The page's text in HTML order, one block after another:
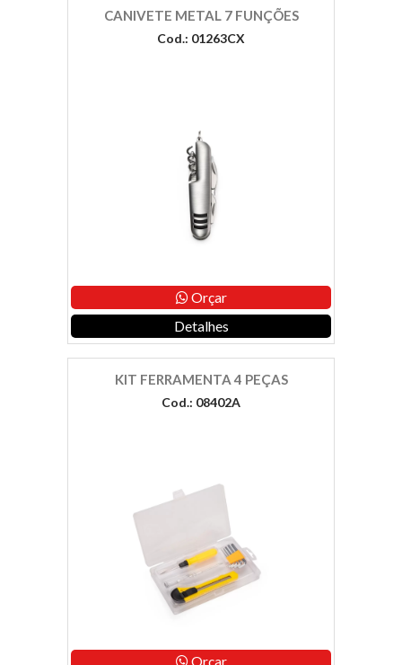
CANIVETE METAL 7 FUNÇÕES
Cod.: 01263CX
Orçar
Detalhes
KIT FERRAMENTA 4 PEÇAS
Cod.: 08402A
Orçar